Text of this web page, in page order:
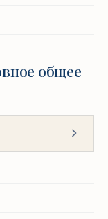
общее